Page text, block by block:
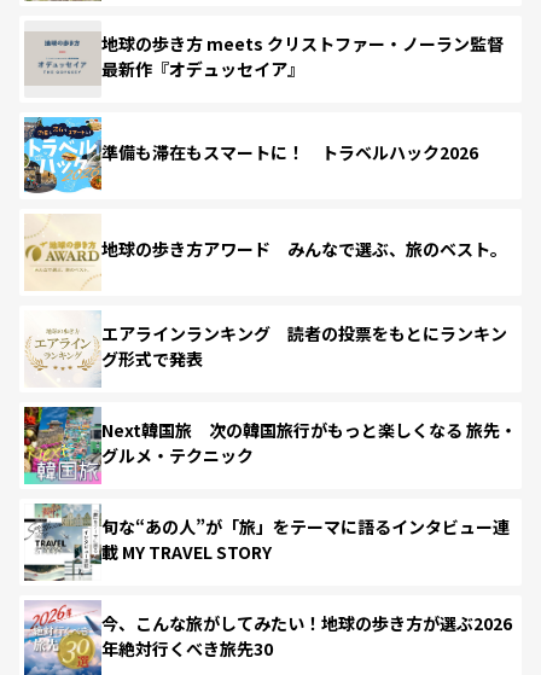
地球の歩き方 meets クリストファー・ノーラン監督
最新作『オデュッセイア』
準備も滞在もスマートに！ トラベルハック2026
地球の歩き方アワード みんなで選ぶ、旅のベスト。
エアラインランキング 読者の投票をもとにランキン
グ形式で発表
Next韓国旅 次の韓国旅行がもっと楽しくなる 旅先・
グルメ・テクニック
旬な“あの人”が「旅」をテーマに語るインタビュー連
載 MY TRAVEL STORY
今、こんな旅がしてみたい！地球の歩き方が選ぶ2026
年絶対行くべき旅先30